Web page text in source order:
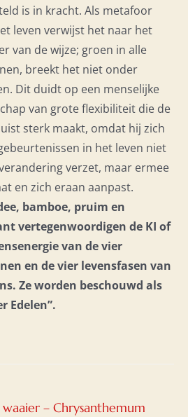
is in kracht. Als metafoor
leven verwijst het naar het
van de wijze; groen in alle
breekt het niet onder
Dit duidt op een menselijke
van grote flexibiliteit die de
sterk maakt, omdat hij zich
in het leven niet
verzet, maar ermee
en zich eraan aanpast.
bamboe, pruim en
vertegenwoordigen de KI of
van de vier
en de vier levensfasen van
Ze worden beschouwd als
Edelen”.
– Chrysanthemum